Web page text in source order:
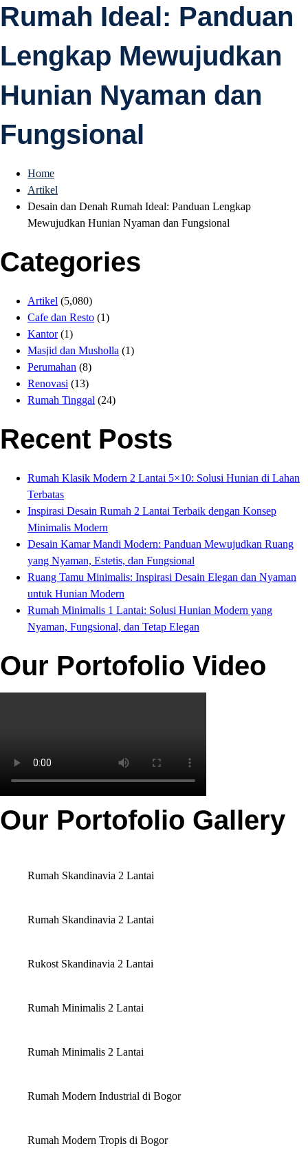
Arsitek Profesional
Bersertifikasi
Rumah Ideal: Panduan
Lengkap Mewujudkan
Hunian Nyaman dan
Fungsional
Home
Artikel
Desain dan Denah Rumah Ideal: Panduan Lengkap
Mewujudkan Hunian Nyaman dan Fungsional
Categories
Artikel (5,080)
Cafe dan Resto (1)
Kantor(1)
Masjid dan Musholla (1)
Perumahan (8)
Renovasi (13)
Rumah Tinggal (24)
Recent Posts
Rumah Klasik Modern 2 Lantai 5×10: Solusi Hunian di Lahan
Terbatas
Inspirasi Desain Rumah 2 Lantai Terbaik dengan Konsep
Minimalis Modern
Desain Kamar Mandi Modern: Panduan Mewujudkan Ruang
yang Nyaman, Estetis, dan Fungsional
Ruang Tamu Minimalis: Inspirasi Desain Elegan dan Nyaman
untuk Hunian Modern
Rumah Minimalis 1 Lantai: Solusi Hunian Modern yang
Nyaman, Fungsional, dan Tetap Elegan
Our Portofolio Video
Our Portofolio Gallery
Rumah Skandinavia 2 Lantai
Rumah Skandinavia 2 Lantai
Rukost Skandinavia 2 Lantai
Rumah Minimalis 2 Lantai
Rumah Minimalis 2 Lantai
Rumah Modern Industrial di Bogor
Rumah Modern Tropis di Bogor